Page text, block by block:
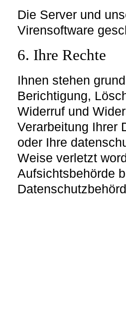
Die Server und
Virensoftware
6. Ihre Rechte
Ihnen stehen
Berichtigung,
Widerruf und
Verarbeitung Ihrer
oder Ihre
Weise verletzt
Aufsichtsbehörde